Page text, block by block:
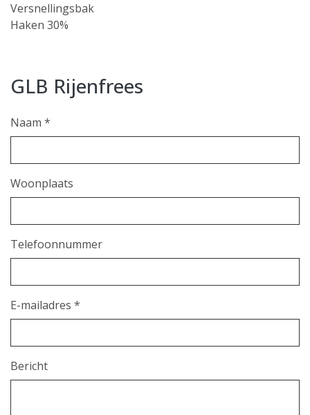
Versnellingsbak
Haken 30%
GLB Rijenfrees
Naam *
Woonplaats
Telefoonnummer
E-mailadres *
Bericht